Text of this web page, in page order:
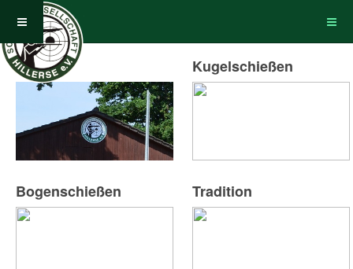
Verein Kugelschießen
Bogenschießen Tradition